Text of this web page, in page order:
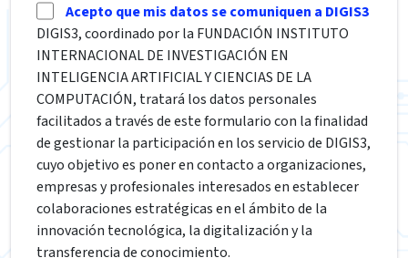
Acepto que mis datos se comuniquen a DIGIS3
DIGIS3, coordinado por la FUNDACIÓN INSTITUTO
INTERNACIONAL DE INVESTIGACIÓN EN
INTELIGENCIA ARTIFICIAL Y CIENCIAS DE LA
COMPUTACIÓN, tratará los datos personales
facilitados a través de este formulario con la finalidad
de gestionar la participación en los servicio de DIGIS3,
cuyo objetivo es poner en contacto a organizaciones,
empresas y profesionales interesados en establecer
colaboraciones estratégicas en el ámbito de la
innovación tecnológica, la digitalización y la
transferencia de conocimiento.